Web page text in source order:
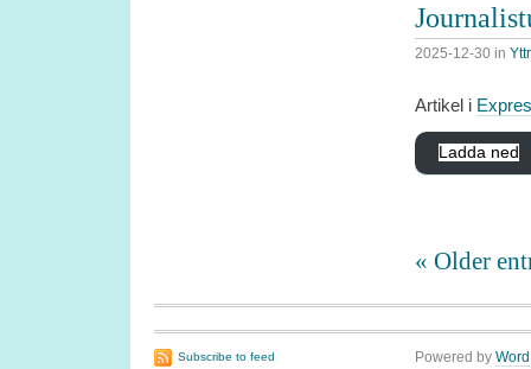
2025-12-30 in
Artikel i
Ladda ned
« Older
Subscribe to feed Powered by